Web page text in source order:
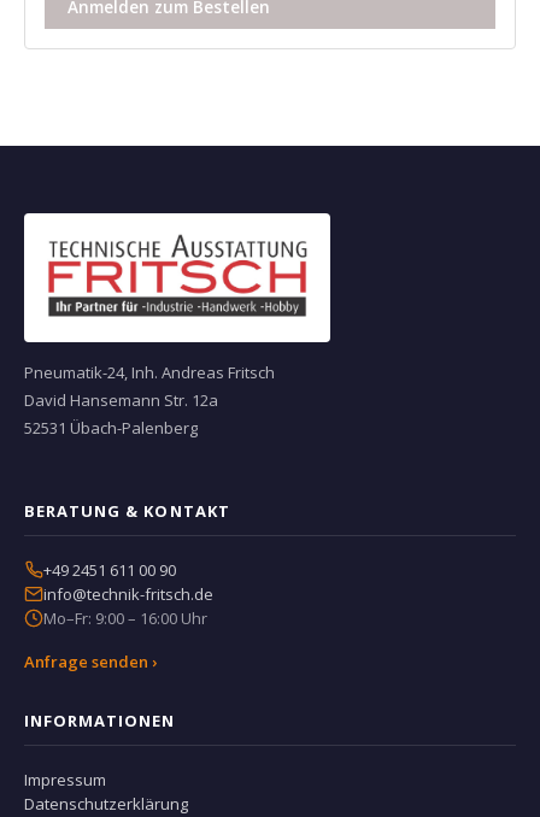
Anmelden zum Bestellen
Pneumatik-24, Inh. Andreas Fritsch
David Hansemann Str. 12a
52531 Übach-Palenberg
BERATUNG & KONTAKT
+49 2451 611 00 90
info@technik-fritsch.de
Mo–Fr: 9:00 – 16:00 Uhr
Anfrage senden ›
INFORMATIONEN
Impressum
Datenschutzerklärung